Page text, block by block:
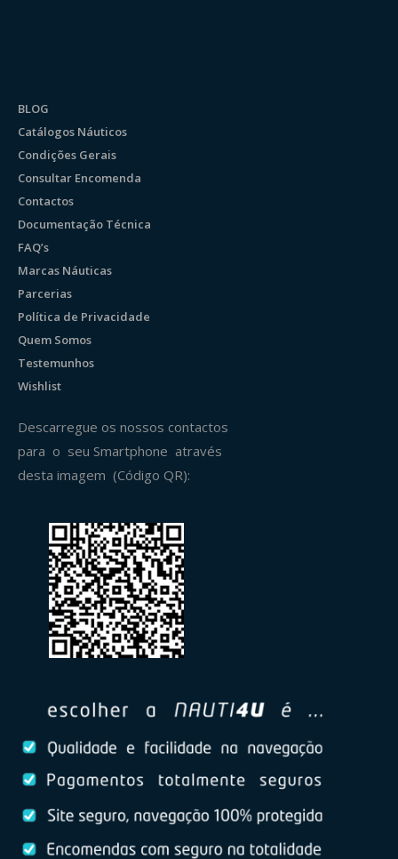
BLOG
Catálogos Náuticos
Condições Gerais
Consultar Encomenda
Contactos
Documentação Técnica
FAQ’s
Marcas Náuticas
Parcerias
Política de Privacidade
Quem Somos
Testemunhos
Wishlist
Descarregue os nossos contactos
para o seu Smartphone através
desta imagem (Código QR):